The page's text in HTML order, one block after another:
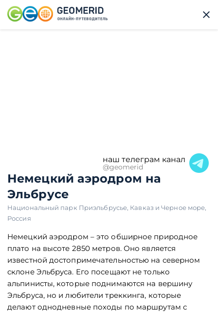
наш телеграм канал
@geomerid
Немецкий аэродром на
Эльбрусе
Национальный парк Приэльбрусье, Кавказ и Черное море,
Россия
Немецкий аэродром – это обширное природное
плато на высоте 2850 метров. Оно является
известной достопримечательностью на северном
склоне Эльбруса. Его посещают не только
альпинисты, которые поднимаются на вершину
Эльбруса, но и любители треккинга, которые
делают однодневные походы по маршрутам с